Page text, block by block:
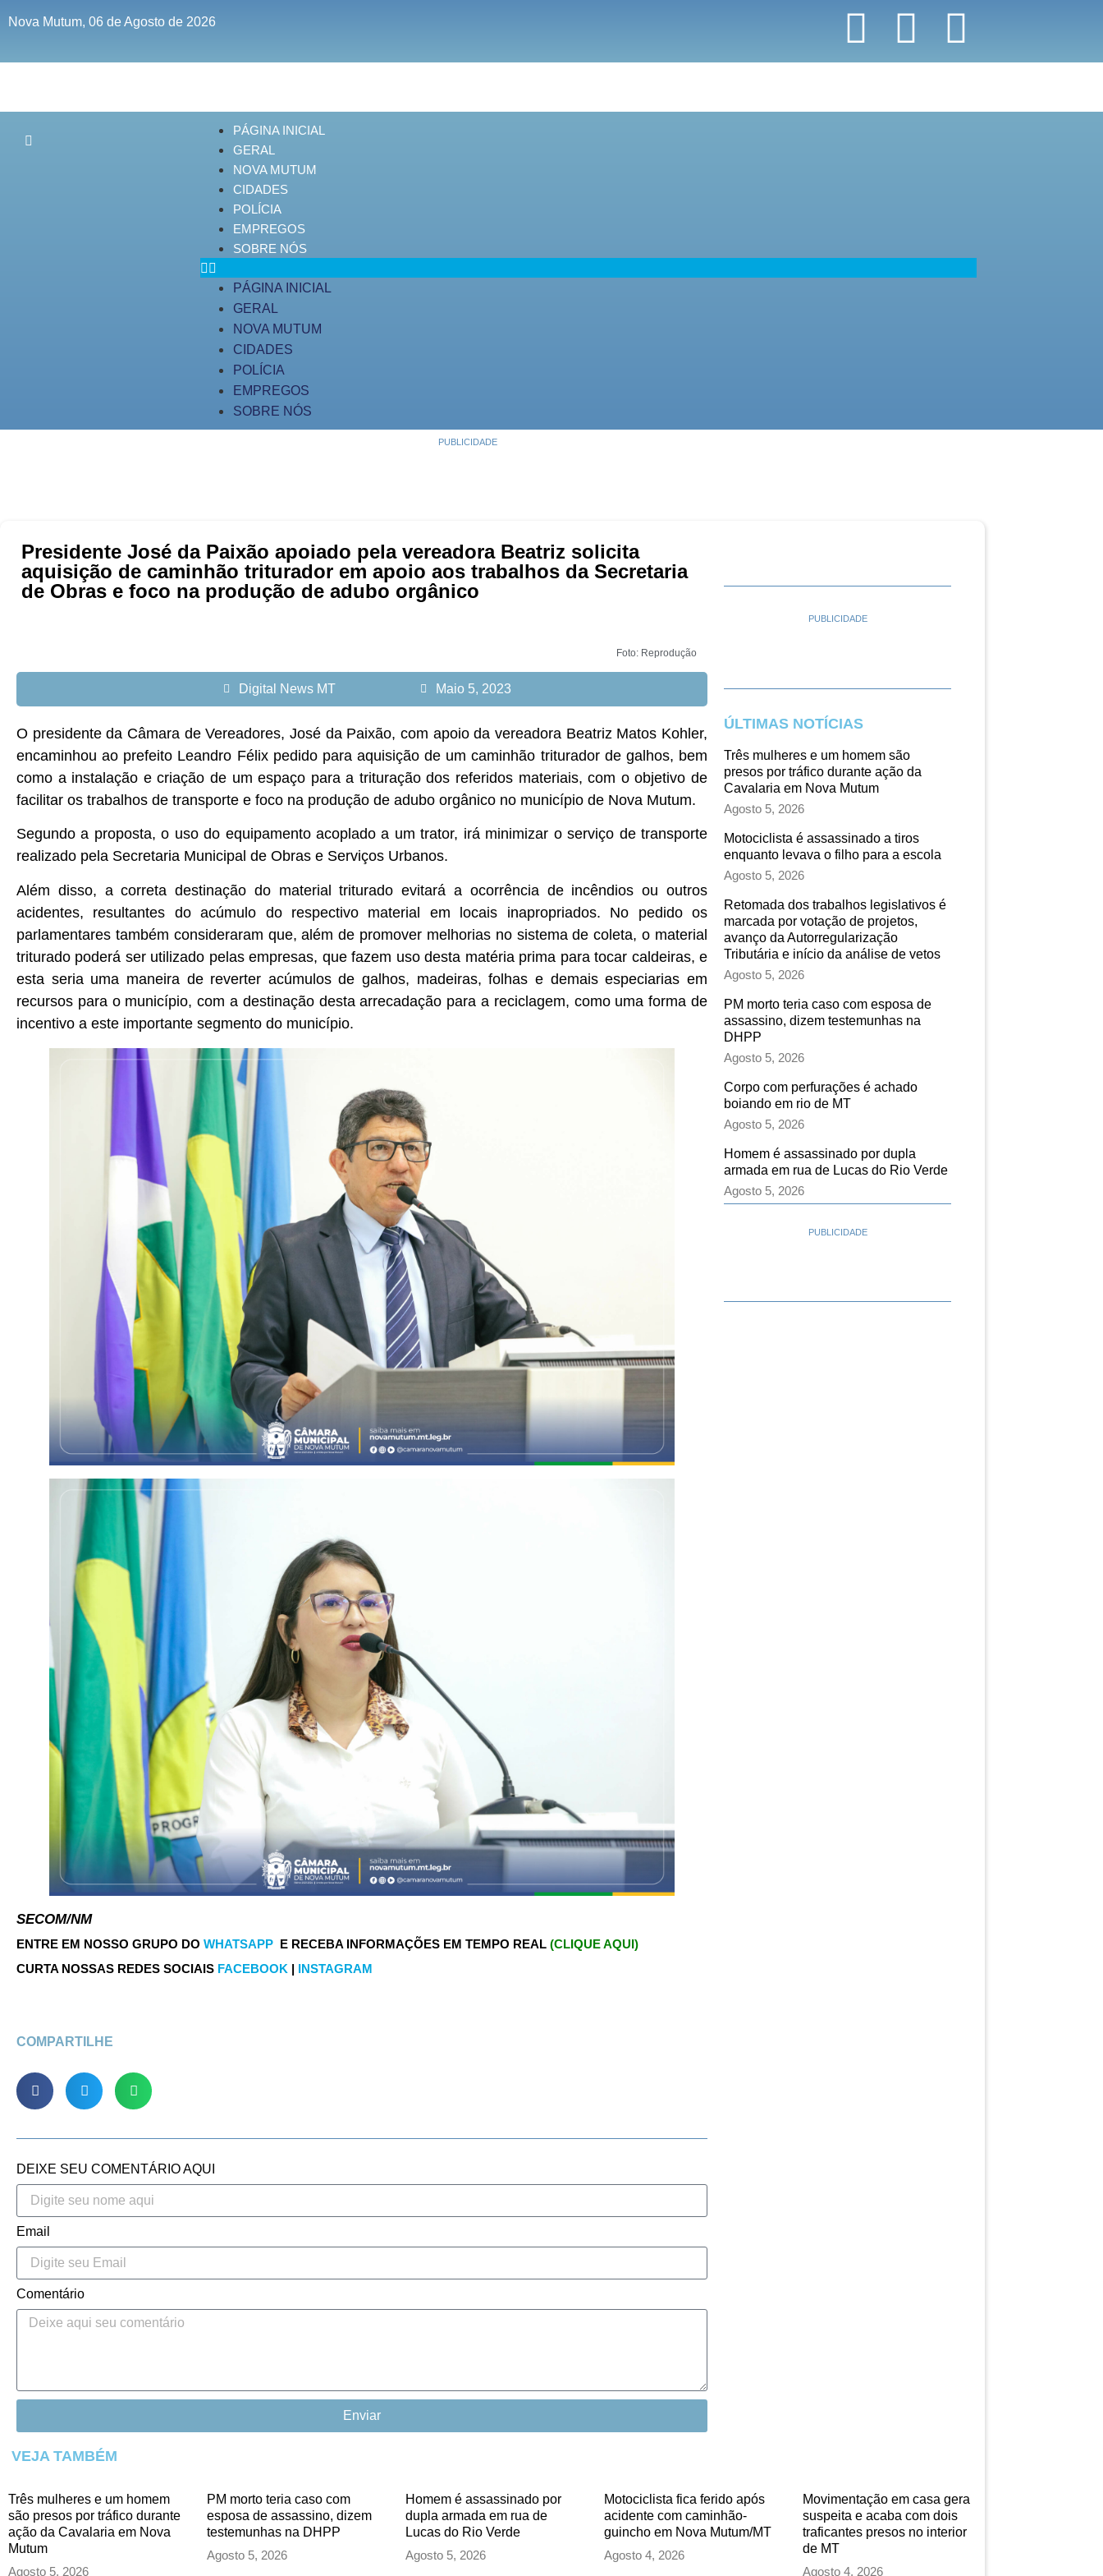
Nova Mutum, 06 de Agosto de 2026
PÁGINA INICIAL
GERAL
NOVA MUTUM
CIDADES
POLÍCIA
EMPREGOS
SOBRE NÓS
PÁGINA INICIAL
GERAL
NOVA MUTUM
CIDADES
POLÍCIA
EMPREGOS
SOBRE NÓS
PUBLICIDADE
Presidente José da Paixão apoiado pela vereadora Beatriz solicita
aquisição de caminhão triturador em apoio aos trabalhos da Secretaria
de Obras e foco na produção de adubo orgânico
Foto: Reprodução
Digital News MT Maio 5, 2023
O presidente da Câmara de Vereadores, José da Paixão, com apoio da vereadora Beatriz Matos Kohler,
encaminhou ao prefeito Leandro Félix pedido para aquisição de um caminhão triturador de galhos, bem
como a instalação e criação de um espaço para a trituração dos referidos materiais, com o objetivo de
facilitar os trabalhos de transporte e foco na produção de adubo orgânico no município de Nova Mutum.
Segundo a proposta, o uso do equipamento acoplado a um trator, irá minimizar o serviço de transporte
realizado pela Secretaria Municipal de Obras e Serviços Urbanos.
Além disso, a correta destinação do material triturado evitará a ocorrência de incêndios ou outros
acidentes, resultantes do acúmulo do respectivo material em locais inapropriados. No pedido os
parlamentares também consideraram que, além de promover melhorias no sistema de coleta, o material
triturado poderá ser utilizado pelas empresas, que fazem uso desta matéria prima para tocar caldeiras, e
esta seria uma maneira de reverter acúmulos de galhos, madeiras, folhas e demais especiarias em
recursos para o município, com a destinação desta arrecadação para a reciclagem, como uma forma de
incentivo a este importante segmento do município.
SECOM/NM
ENTRE EM NOSSO GRUPO DO WHATSAPP E RECEBA INFORMAÇÕES EM TEMPO REAL (CLIQUE AQUI)
CURTA NOSSAS REDES SOCIAIS FACEBOOK | INSTAGRAM
COMPARTILHE
DEIXE SEU COMENTÁRIO AQUI
Email
Comentário
Enviar
PUBLICIDADE
ÚLTIMAS NOTÍCIAS
Três mulheres e um homem são
presos por tráfico durante ação da
Cavalaria em Nova Mutum
Agosto 5, 2026
Motociclista é assassinado a tiros
enquanto levava o filho para a escola
Agosto 5, 2026
Retomada dos trabalhos legislativos é
marcada por votação de projetos,
avanço da Autorregularização
Tributária e início da análise de vetos
Agosto 5, 2026
PM morto teria caso com esposa de
assassino, dizem testemunhas na
DHPP
Agosto 5, 2026
Corpo com perfurações é achado
boiando em rio de MT
Agosto 5, 2026
Homem é assassinado por dupla
armada em rua de Lucas do Rio Verde
Agosto 5, 2026
PUBLICIDADE
VEJA TAMBÉM
Três mulheres e um homem
são presos por tráfico durante
ação da Cavalaria em Nova
Mutum
Agosto 5, 2026
PM morto teria caso com
esposa de assassino, dizem
testemunhas na DHPP
Agosto 5, 2026
Homem é assassinado por
dupla armada em rua de
Lucas do Rio Verde
Agosto 5, 2026
Motociclista fica ferido após
acidente com caminhão-
guincho em Nova Mutum/MT
Agosto 4, 2026
Movimentação em casa gera
suspeita e acaba com dois
traficantes presos no interior
de MT
Agosto 4, 2026